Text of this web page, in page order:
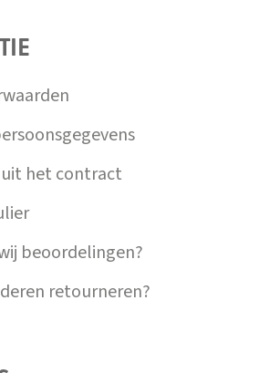
het contract
beoordelingen?
retourneren?